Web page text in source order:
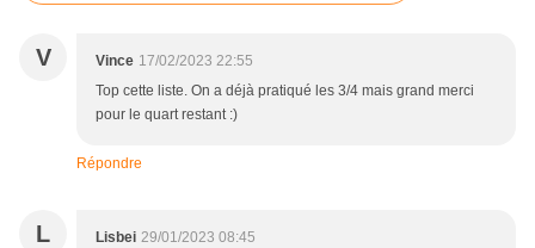
V Vince 17/02/2023 22:55
Top cette liste. On a déjà pratiqué les 3/4 mais grand merci
pour le quart restant :)
Répondre
L Lisbei 29/01/2023 08:45